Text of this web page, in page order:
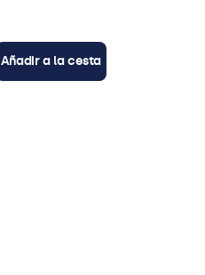
Añadir a la cesta